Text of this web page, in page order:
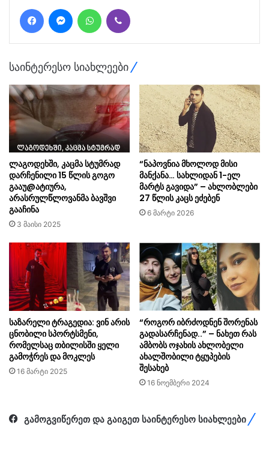
FacebookMessengerWhatsApp
საინტერესო სიახლეები
ლაგოდეხში, კაცმა სტუმრად
დარჩენილი 15 წლის გოგო
გააუ@ატიურა,
არასრულწლოვანმა ბავშვი
გააჩინა
3 მაისი 2025
“ნაპოვნია მხოლოდ მისი
მანქანა… სახ­ლი­დან 1-ელ
მარტს გა­ვი­და” – ახლობლები
27 წლის კაცს ეძებენ
6 მარტი 2026
საზარელი ტრაგედია: ვინ არის
ცნობილი სპორტსმენი,
რომელსაც თბილისში ყელი
გამოჭრეს და მოკლეს
16 მარტი 2025
“როგორ იბრძოდნენ შორენას
გადასარჩენად..” – ნახეთ რას
ამბობს ოჯახის ახლობელი
ახალშობილი ტყუპების
შესახებ
16 ნოემბერი 2024
გამოგვიწერეთ და გაიგეთ საინტერესო სიახლეები